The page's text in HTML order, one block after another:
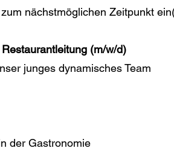
nächstmöglichen Zeitpunkt
Restaurantleitung (m/w/d)
junges dynamisches Team
der Gastronomie